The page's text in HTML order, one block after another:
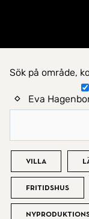
Hitta
Sök på område,
Eva
Bostadstyp
Villa
Fritidshus